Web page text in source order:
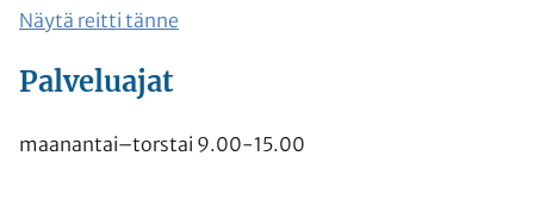
Näytä reitti tänne
Palveluajat
maanantai–torstai 9.00-15.00